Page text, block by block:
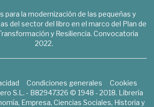
para la modernización de las pequeñas y
del sector del libro en el marco del Plan de
y Resiliencia. Convocatoria
2022.
Condiciones generales
Cookies
S.L. - B82947326 © 1948 - 2018. Librería
Empresa, Ciencias Sociales, Historia y